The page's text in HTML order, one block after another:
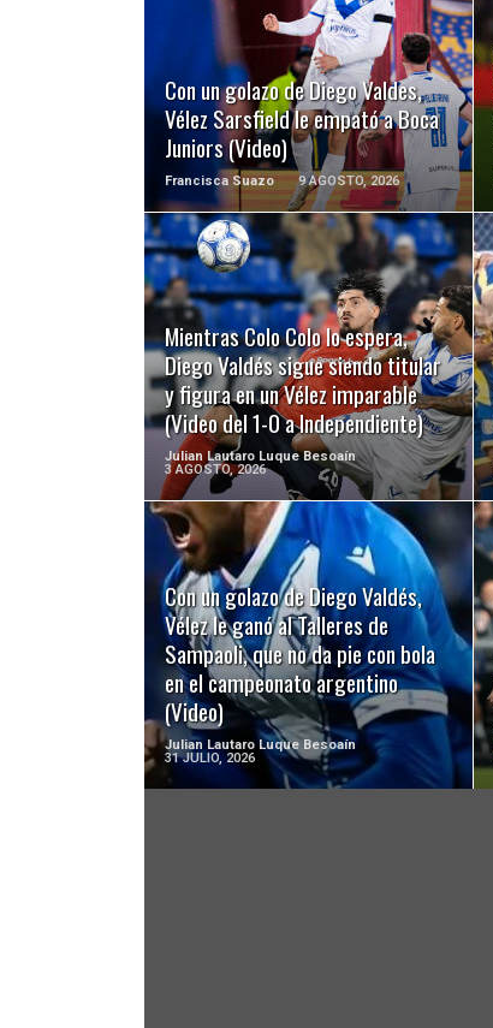
Con un golazo de Diego Valdes,
Vélez Sarsfield le empató a Boca
Juniors (Video)
Francisca Suazo 9 AGOSTO, 2026
LEER MÁS
Mientras Colo Colo lo espera,
Diego Valdés sigue siendo titular
y figura en un Vélez imparable
(Video del 1-0 a Independiente)
Julian Lautaro Luque Besoaín
3 AGOSTO, 2026
LEER MÁS
Con un golazo de Diego Valdés,
Vélez le ganó al Talleres de
Sampaoli, que no da pie con bola
en el campeonato argentino
(Video)
Julian Lautaro Luque Besoaín
31 JULIO, 2026
LEER MÁS